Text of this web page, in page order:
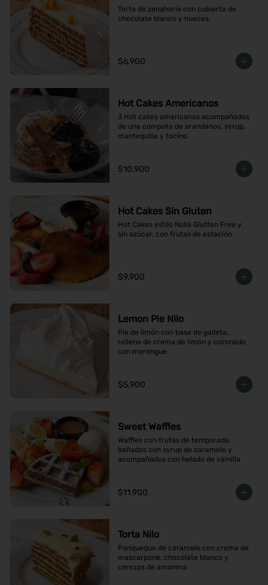
Torta de zanahoria con cubierta de
chocolate blanco y nueces.
$6.900
Hot Cakes Americanos
3 Hot cakes americanos acompañados
de una compota de arandanos, syrup,
mantequilla y tocino
$10.900
Hot Cakes Sin Gluten
Hot Cakes estilo Nolia Glutten Free y
sin azúcar, con frutas de estación
$9.900
Lemon Pie Nilo
Pie de limón con base de galleta,
relleno de crema de limón y coronado
con merengue
$5.900
Sweet Waffles
Waffles con frutas de temporada,
bañados con syrup de caramelo y
acompañados con helado de vainilla
$11.900
Torta Nilo
Panqueque de caramelo con crema de
mascarpone, chocolate blanco y
cerezas de amarena